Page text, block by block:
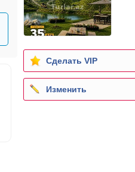
Сделать VIP
Изменить